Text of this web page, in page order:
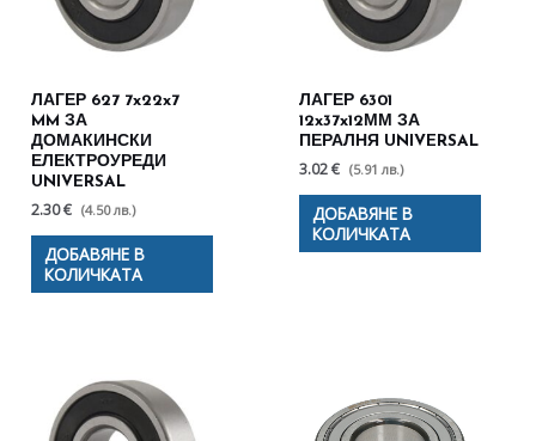
ЛАГЕР 627 7x22x7
MM ЗА
ДОМАКИНСКИ
ЕЛЕКТРОУРЕДИ
UNIVERSAL
2.30 € (4.50 лв.)
ДОБАВЯНЕ В
КОЛИЧКАТА
ЛАГЕР 6301
12x37x12ММ ЗА
ПЕРАЛНЯ UNIVERSAL
3.02 € (5.91 лв.)
ДОБАВЯНЕ В
КОЛИЧКАТА